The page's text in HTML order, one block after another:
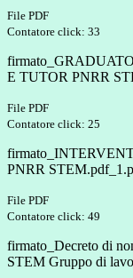
File PDF
Contatore click: 33
E TUTOR PNRR
File PDF
Contatore click: 25
PNRR
File PDF
Contatore click: 49
firmato_Decreto di
STEM Gruppo di